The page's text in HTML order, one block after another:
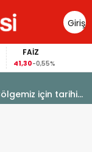
Giriş
Yap
FAİZ
41,30-0,55%
için tarihi